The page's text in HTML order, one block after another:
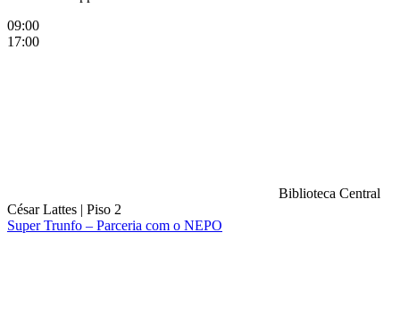
09:00
17:00
Biblioteca Central
César Lattes | Piso 2
Super Trunfo – Parceria com o NEPO